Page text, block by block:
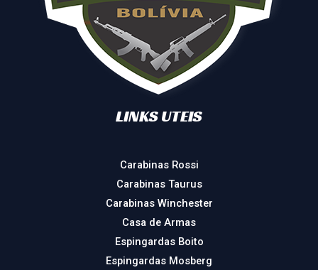
LINKS UTEIS
Carabinas Rossi
Carabinas Taurus
Carabinas Winchester
Casa de Armas
Espingardas Boito
Espingardas Mosberg